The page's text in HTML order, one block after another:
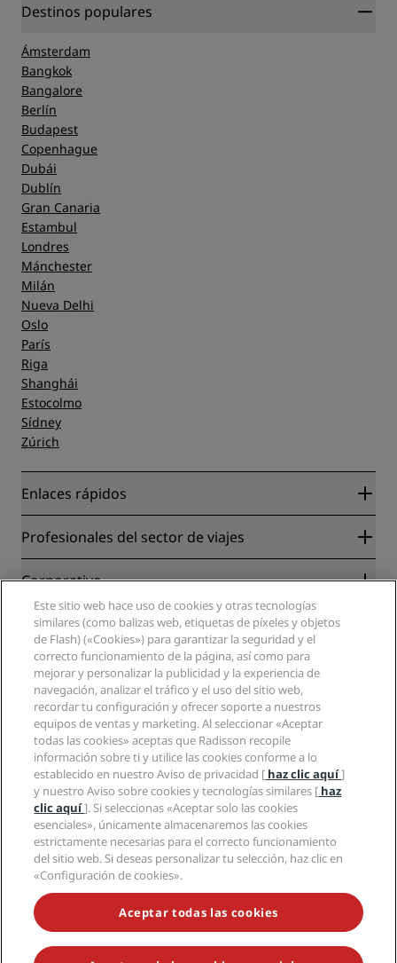
Destinos populares
Ámsterdam
Bangkok
Bangalore
Berlín
Budapest
Copenhague
Dubái
Dublín
Gran Canaria
Estambul
Londres
Mánchester
Milán
Nueva Delhi
Oslo
París
Riga
Shanghái
Estocolmo
Sídney
Zúrich
Enlaces rápidos
Radisson Rewards
Blog
Nuevos hoteles y próximas aperturas
Aplicación de Radisson Hotels
Hoteles Sports Approved
Hoteles ideales para familias
Salud y seguridad
Profesionales del sector de viajes
Colaboradores
Corporativo
Radisson Hotel Group
Medios
Empleos en RHG
Empleos en PPHE
Empleos en EHL
The Club by RHG
Oportunidades de desarrollo
Responsabilidad social corporativa
Compras
Información legal
Centro de privacidad
Aviso legal
Términos y condiciones de Radisson Rewards
Acuerdo de uso del sitio
Accesibilidad digital
Declaración sobre la esclavitud moderna
Ayuda
Avisos al consumidor
Contacto
Preguntas frecuentes
Mapa del sitio
Redes sociales
Marcas de Radisson Hotels
NO TE PIERDAS NUESTRAS OFERTAS MÁS POPULARES
Este sitio web hace uso de cookies y otras tecnologías
similares (como balizas web, etiquetas de píxeles y objetos
de Flash) («Cookies») para garantizar la seguridad y el
correcto funcionamiento de la página, así como para
mejorar y personalizar la publicidad y la experiencia de
navegación, analizar el tráfico y el uso del sitio web,
recordar tu configuración y ofrecer soporte a nuestros
equipos de ventas y marketing. Al seleccionar «Aceptar
todas las cookies» aceptas que Radisson recopile
información sobre ti y utilice las cookies conforme a lo
establecido en nuestro Aviso de privacidad [ haz clic aquí]
y nuestro Aviso sobre cookies y tecnologías similares [ haz
clic aquí]. Si seleccionas «Aceptar solo las cookies
esenciales», únicamente almacenaremos las cookies
estrictamente necesarias para el correcto funcionamiento
del sitio web. Si deseas personalizar tu selección, haz clic en
«Configuración de cookies».
Aceptar todas las cookies